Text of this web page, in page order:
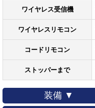
ワイヤレス受信機
ワイヤレスリモコン
コードリモコン
ストッパーまで
装備 ▼